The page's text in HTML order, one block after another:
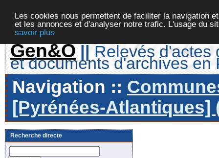
Les cookies nous permettent de faciliter la navigation
et les annonces et d'analyser notre trafic. L'usage du
savoir plus
Gen&O || Relevés d'actes
et documents d'archives en
Navigation ::
[Pyrénées-Atlantiques]
Recherche directe